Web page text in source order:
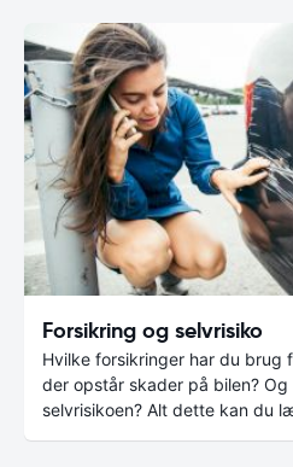
Forsikring og selvrisiko
Hvilke forsikringer har du brug
der opstår skader på bilen?
selvrisikoen? Alt dette kan du